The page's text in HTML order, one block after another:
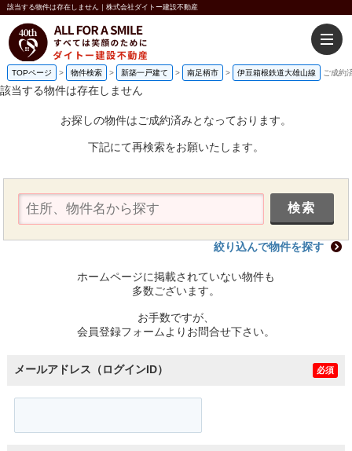
該当する物件は存在しません｜株式会社ダイトー建設不動産
TOPページ > 物件検索 > 新築一戸建て > 南足柄市 > 伊豆箱根鉄道大雄山線 ご成約
該当する物件は存在しません
お探しの物件はご成約済みとなっております。
下記にて再検索をお願いたします。
絞り込んで物件を探す
ホームページに掲載されていない物件も
多数ございます。
お手数ですが、
会員登録フォームよりお問合せ下さい。
メールアドレス（ログインID） 必須